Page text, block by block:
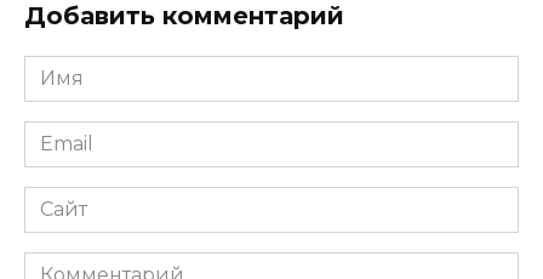
Добавить комментарий
Имя
*
Email
*
Сайт
Комментарий